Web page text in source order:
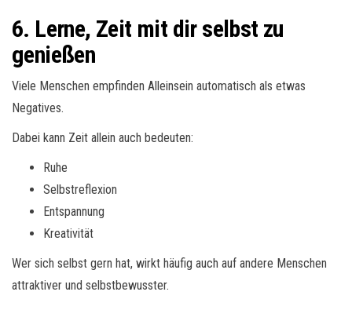
6. Lerne, Zeit mit dir selbst zu
genießen
Viele Menschen empfinden Alleinsein automatisch als etwas
Negatives.
Dabei kann Zeit allein auch bedeuten:
Ruhe
Selbstreflexion
Entspannung
Kreativität
Wer sich selbst gern hat, wirkt häufig auch auf andere Menschen
attraktiver und selbstbewusster.